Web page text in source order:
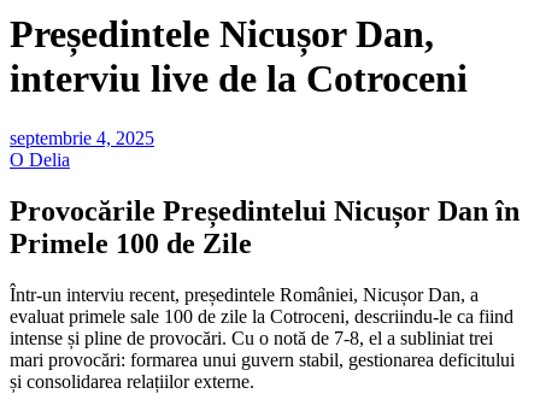
Președintele Nicușor Dan,
interviu live de la Cotroceni
septembrie 4, 2025
O Delia
Provocările Președintelui Nicușor Dan în
Primele 100 de Zile
Într-un interviu recent, președintele României, Nicușor Dan, a
evaluat primele sale 100 de zile la Cotroceni, descriindu-le ca fiind
intense și pline de provocări. Cu o notă de 7-8, el a subliniat trei
mari provocări: formarea unui guvern stabil, gestionarea deficitului
și consolidarea relațiilor externe.